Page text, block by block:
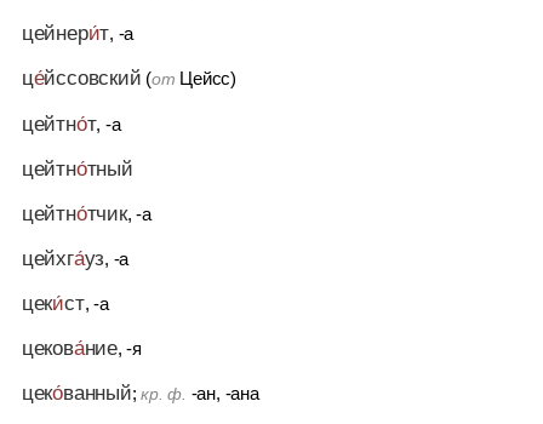
цейнери́т, -а
це́йссовский (от Цейсс)
цейтно́т, -а
цейтно́тный
цейтно́тчик, -а
цейхга́уз, -а
цеки́ст, -а
цекова́ние, -я
цеко́ванный;кр. ф. -ан, -ана